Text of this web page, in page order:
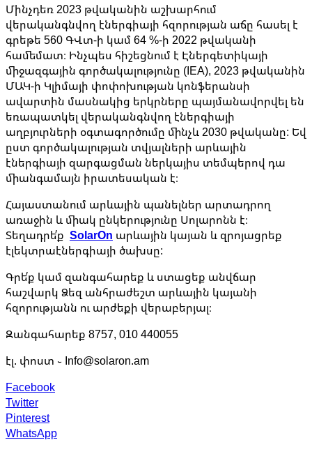
Մինչդեռ 2023 թվականին աշխարհում
վերականգնվող էներգիայի հզորության աճը հասել է
գրեթե 560 ԳՎտ-ի կամ 64 %-ի 2022 թվականի
համեմատ։ Ինչպես հիշեցնում է Էներգետիկայի
միջազգային գործակալությունը (IEA), 2023 թվականին
ՄԱԿ-ի Կլիմայի փոփոխության կոնֆերանսի
ավարտին մասնակից երկրները պայմանավորվել են
եռապատկել վերականգնվող էներգիայի
աղբյուրների օգտագործումը մինչև 2030 թվականը: Եվ
ըստ գործակալության տվյալների արևային
էներգիայի զարգացման ներկայիս տեմպերով դա
միանգամայն իրատեսական է։
Հայաստանում արևային պանելներ արտադրող
առաջին և միակ ընկերությունը Սոլարոնն է։
Տեղադրե՛ք SolarOn արևային կայան և զրոյացրեք
էլեկտրաէներգիայի ծախսը:
Գրե՛ք կամ զանգահարեք և ստացեք անվճար
հաշվարկ Ձեզ անհրաժեշտ արևային կայանի
հզորությանն ու արժեքի վերաբերյալ։
Զանգահարեք 8757, 010 440055
էլ. փոստ ֊ Info@solaron.am
Facebook
Twitter
Pinterest
WhatsApp